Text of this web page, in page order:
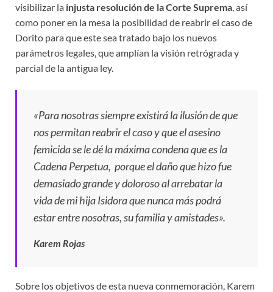
visibilizar la injusta resolución de la Corte Suprema , así
como poner en la mesa la posibilidad de reabrir el caso de
Dorito para que este sea tratado bajo los nuevos
parámetros legales, que amplían la visión retrógrada y
parcial de la antigua ley.
«Para nosotras siempre existirá la ilusión de que
nos permitan reabrir el caso y que el asesino
femicida se le dé la máxima condena que es la
Cadena Perpetua, porque el daño que hizo fue
demasiado grande y doloroso al arrebatar la
vida de mi hija Isidora que nunca más podrá
estar entre nosotras, su familia y amistades».
Karem Rojas
Sobre los objetivos de esta nueva conmemoración, Karem